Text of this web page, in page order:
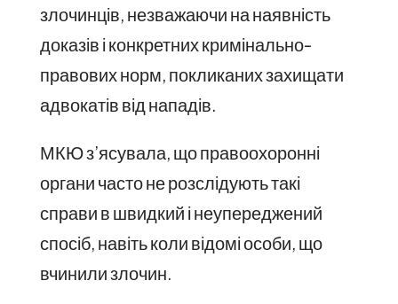
злочинців, незважаючи на наявність
доказів і конкретних кримінально-
правових норм, покликаних захищати
адвокатів від нападів.
МКЮ з’ясувала, що правоохоронні
органи часто не розслідують такі
справи в швидкий і неупереджений
спосіб, навіть коли відомі особи, що
вчинили злочин.